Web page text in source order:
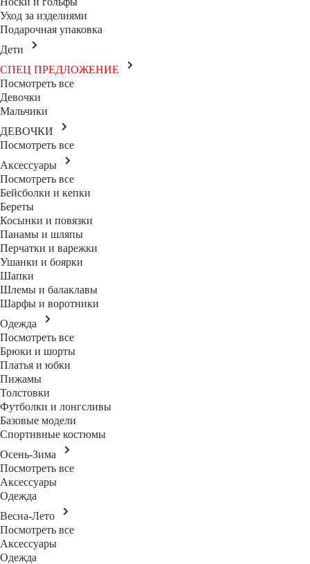
Уход за изделиями
Подарочная упаковка
Дети
СПЕЦ ПРЕДЛОЖЕНИЕ
Посмотреть все
Девочки
Мальчики
ДЕВОЧКИ
Посмотреть все
Аксессуары
Посмотреть все
Бейсболки и кепки
Береты
Косынки и повязки
Панамы и шляпы
Перчатки и варежки
Ушанки и боярки
Шапки
Шлемы и балаклавы
Шарфы и воротники
Одежда
Посмотреть все
Брюки и шорты
Платья и юбки
Пижамы
Толстовки
Футболки и лонгсливы
Базовые модели
Спортивные костюмы
Осень-Зима
Посмотреть все
Аксессуары
Одежда
Весна-Лето
Посмотреть все
Аксессуары
Одежда